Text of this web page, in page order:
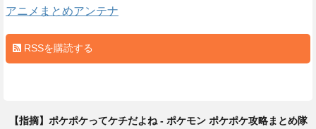
アニメまとめアンテナ
RSSを購読する
【指摘】ポケポケってケチだよね - ポケモン ポケポケ攻略まとめ隊